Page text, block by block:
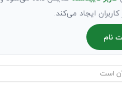
ایجاد می‌کند.
نام